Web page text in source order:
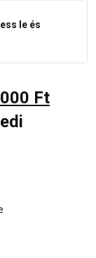
le és
Ft